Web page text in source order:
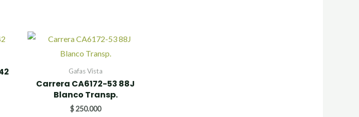
Gafas Vista
Carrera CA6172-53 88J
Blanco Transp.
$250.000